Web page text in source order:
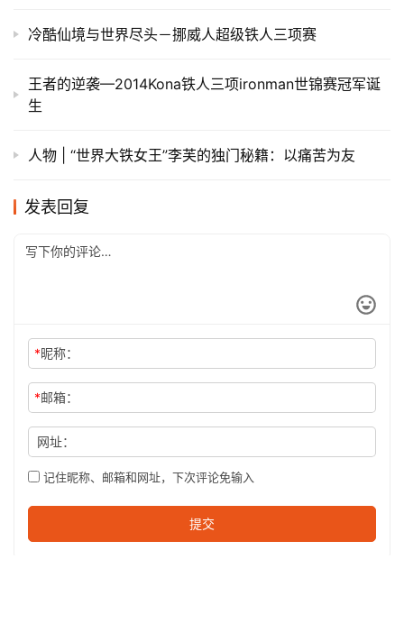
冷酷仙境与世界尽头－挪威人超级铁人三项赛
​王者的逆袭—2014Kona铁人三项ironman世锦赛冠军诞
生
人物 | “世界大铁女王”李芙的独门秘籍：以痛苦为友
发表回复
*昵称：
*邮箱：
网址：
记住昵称、邮箱和网址，下次评论免输入
提交